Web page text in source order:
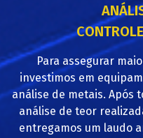
Para assegurar
investimos em
análise de metais. Após
análise de teor
entregamos um laudo